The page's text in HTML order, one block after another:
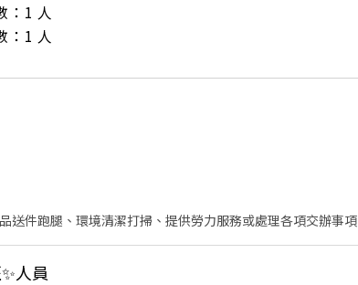
：1 人
：1 人
送件跑腿、環境清潔打掃、提供勞力服務或處理各項交辦事項
人員